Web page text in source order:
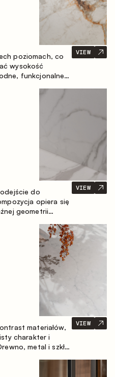
poziomach, co
wysokość
funkcjonalne
VIEW
do
opiera się
geometrii
z wyspą
oraz tworzy
strefami
VIEW
materiałów,
charakter i
metal i szkło
VIEW